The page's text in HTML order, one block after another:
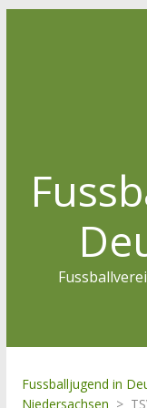
Fussballjugend in
Niedersachsen >